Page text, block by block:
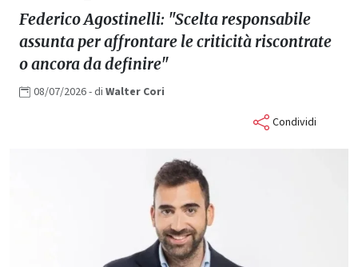
Federico Agostinelli: "Scelta responsabile
assunta per affrontare le criticità riscontrate
o ancora da definire"
08/07/2026- di Walter Cori
Condividi